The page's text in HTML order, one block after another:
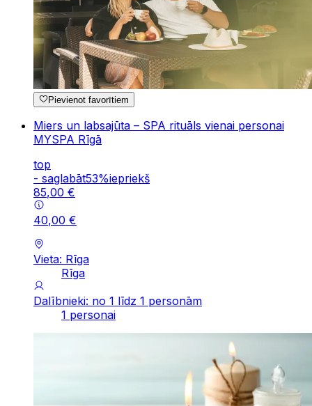
Pievienot favorītiem
Miers un labsajūta – SPA rituāls vienai personai
MYSPA Rīgā
top
- saglabāt53%iepriekš
85,00 €
40,00 €
Vieta: Rīga
Rīga
Dalībnieki: no 1 līdz 1 personām
1 personai